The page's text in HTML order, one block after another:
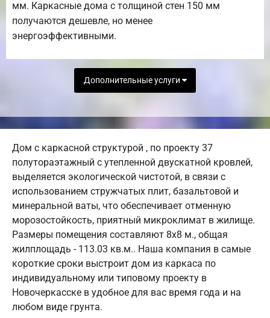
мм. Каркасные дома с толщиной стен 150 мм
получаются дешевле, но менее
энергоэффективными.
Дополнительные услуги
Дом с каркасной структурой , по проекту 37
полутораэтажный с утепленной двускатной кровлей,
выделяется экологической чистотой, в связи с
использованием стружчатых плит, базальтовой и
минеральной ваты, что обеспечивает отменную
морозостойкость, приятный микроклимат в жилище.
Размеры помещения составляют 8х8 м., общая
жилплощадь - 113.03 кв.м.. Наша компания в самые
короткие сроки выстроит дом из каркаса по
индивидуальному или типовому проекту в
Новочеркасске в удобное для вас время года и на
любом виде грунта.